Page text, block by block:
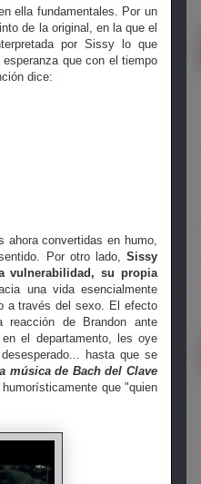
ella fundamentales. Por un
de la original, en la que el
por Sissy lo que
que con el tiempo
dice:
ahora convertidas en humo,
Por otro lado, Sissy
vulnerabilidad, su propia
una vida esencialmente
a través del sexo. El efecto
de Brandon ante
el departamento, les oye
hasta que se
música de Bach del Clave
que "quien